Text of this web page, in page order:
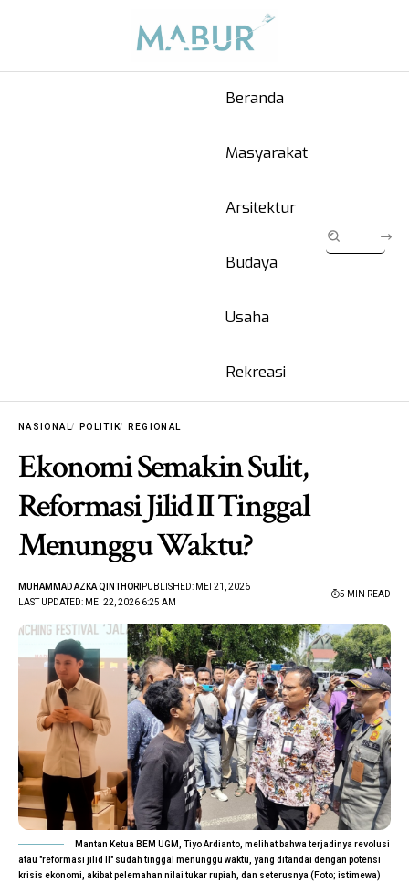
Beranda
Masyarakat
Arsitektur
Budaya
Usaha
Rekreasi
NASIONAL POLITIK REGIONAL
Ekonomi Semakin Sulit,
Reformasi Jilid II Tinggal
Menunggu Waktu?
LAST UPDATED: MEI 22, 2026 6:25 AM
MUHAMMAD AZKA QINTHORI PUBLISHED: MEI 21, 2026
5 MIN READ
Mantan Ketua BEM UGM, Tiyo Ardianto, melihat bahwa terjadinya revolusi
atau "reformasi jilid II" sudah tinggal menunggu waktu, yang ditandai dengan potensi
krisis ekonomi, akibat pelemahan nilai tukar rupiah, dan seterusnya (Foto; istimewa)